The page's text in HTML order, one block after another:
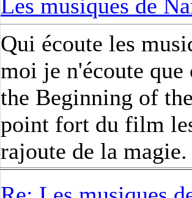
Les musiques de
Qui écoute les
moi je n'écoute
the Beginning of
point fort du film
rajoute de la magie.